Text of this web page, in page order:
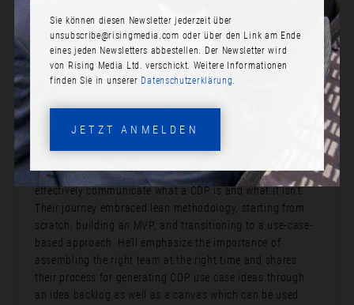
Zeit:
On demand
organization. Discover critical steps in the „pre-CDP“ stage,
navigate stakeholder expectations, and learn how to
effectively communicate what a CDP is and what it isn’t.
Their journey embraced lean methodology, starting from
scratch, building an MVP, and transitioning to a use-case-
based approach. He’ll emphasize the importance of
assembling the right team at the right time and shares
their process for generating CDP use case ideas through
an idea backlog as well as a canvas which can be used
Sie können diesen Newsletter jederzeit über
unsubscribe@risingmedia.com oder über den Link am Ende
eines jeden Newsletters abbestellen. Der Newsletter wird
von Rising Media Ltd. verschickt. Weitere Informationen
finden Sie in unserer Datenschutzerklärung.
JETZT ANMELDEN